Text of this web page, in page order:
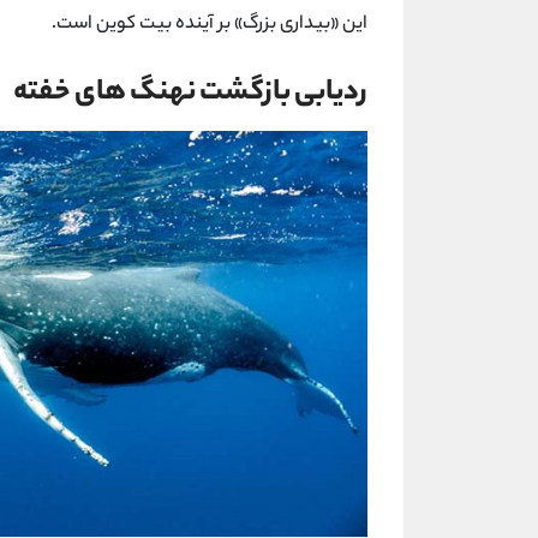
این «بیداری بزرگ» بر آینده بیت ‌کوین است.
ردیابی بازگشت نهنگ‌ های خفته